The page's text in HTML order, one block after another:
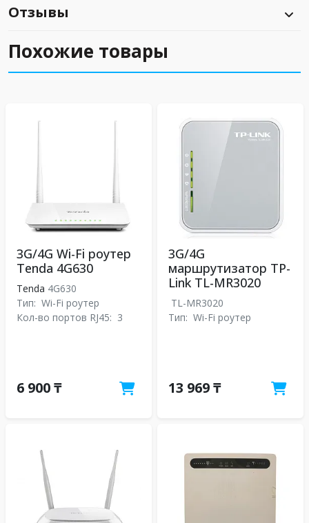
Отзывы
Похожие товары
3G/4G Wi-Fi роутер
Tenda 4G630
Tenda 4G630
Тип: Wi-Fi роутер
Кол-во портов RJ45: 3
6 900 ₸
3G/4G
маршрутизатор TP-
Link TL-MR3020
TL-MR3020
Тип: Wi-Fi роутер
13 969 ₸